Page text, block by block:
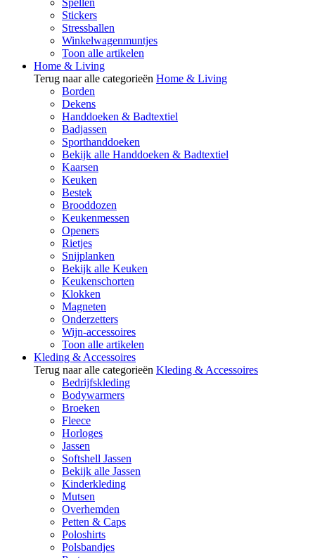
Spellen
Stickers
Stressballen
Winkelwagenmuntjes
Toon alle artikelen
Home & Living
Terug naar alle categorieën Home & Living
Borden
Dekens
Handdoeken & Badtextiel
Badjassen
Sporthanddoeken
Bekijk alle Handdoeken & Badtextiel
Kaarsen
Keuken
Bestek
Brooddozen
Keukenmessen
Openers
Rietjes
Snijplanken
Bekijk alle Keuken
Keukenschorten
Klokken
Magneten
Onderzetters
Wijn-accessoires
Toon alle artikelen
Kleding & Accessoires
Terug naar alle categorieën Kleding & Accessoires
Bedrijfskleding
Bodywarmers
Broeken
Fleece
Horloges
Jassen
Softshell Jassen
Bekijk alle Jassen
Kinderkleding
Mutsen
Overhemden
Petten & Caps
Poloshirts
Polsbandjes